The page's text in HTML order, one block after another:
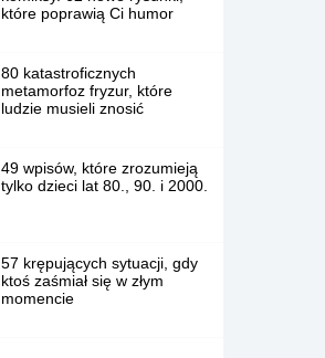
które poprawią Ci humor
80 katastroficznych
metamorfoz fryzur, które
ludzie musieli znosić
49 wpisów, które zrozumieją
tylko dzieci lat 80., 90. i 2000.
57 krępujących sytuacji, gdy
ktoś zaśmiał się w złym
momencie